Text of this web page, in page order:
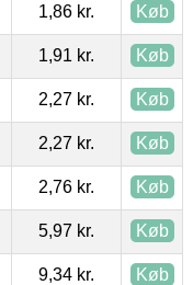
1,86 kr. Køb
1,91 kr. Køb
2,27 kr. Køb
2,27 kr. Køb
2,76 kr. Køb
5,97 kr. Køb
9,34 kr. Køb